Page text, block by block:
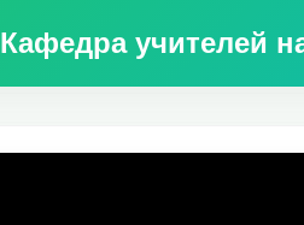
Кафедра учителей